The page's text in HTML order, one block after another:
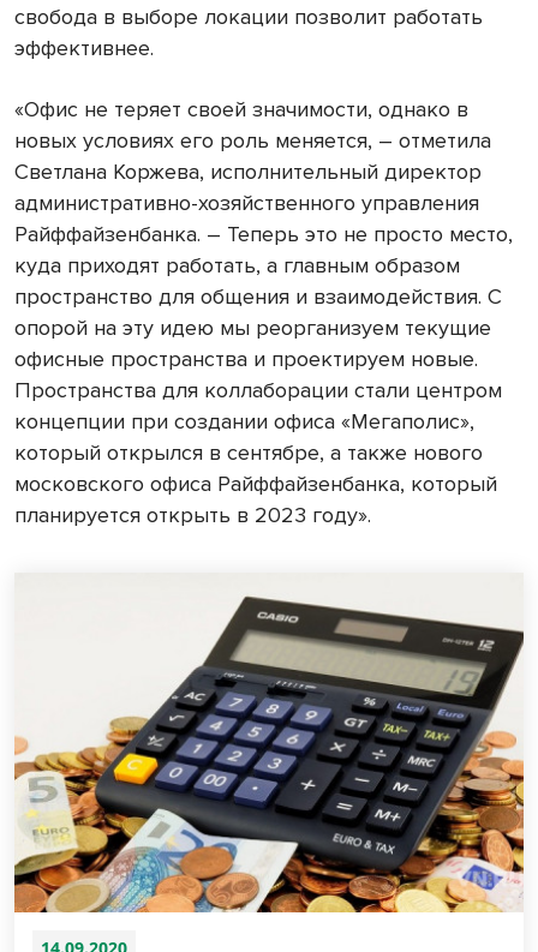
свобода в выборе локации позволит работать
эффективнее.
«Офис не теряет своей значимости, однако в
новых условиях его роль меняется, – отметила
Светлана Коржева, исполнительный директор
административно-хозяйственного управления
Райффайзенбанка. – Теперь это не просто место,
куда приходят работать, а главным образом
пространство для общения и взаимодействия. С
опорой на эту идею мы реорганизуем текущие
офисные пространства и проектируем новые.
Пространства для коллаборации стали центром
концепции при создании офиса «Мегаполис»,
который открылся в сентябре, а также нового
московского офиса Райффайзенбанка, который
планируется открыть в 2023 году».